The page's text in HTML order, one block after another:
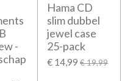
-
Hama CD
slim dubbel
jewel case
25-pack
€ 14,99 € 19,99